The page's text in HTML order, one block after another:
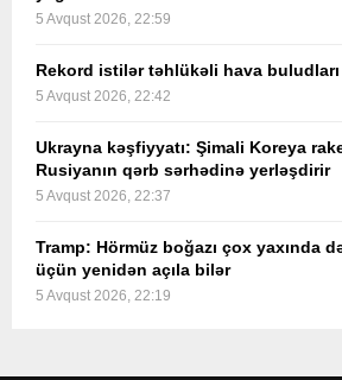
5 Avqust 2026, 22:59
Rekord istilər təhlükəli hava buludları
5 Avqust 2026, 22:42
Ukrayna kəşfiyyatı: Şimali Koreya
Rusiyanın qərb sərhədinə yerləşdirir
5 Avqust 2026, 22:37
Tramp: Hörmüz boğazı çox yaxında
üçün yenidən açıla bilər
5 Avqust 2026, 22:19